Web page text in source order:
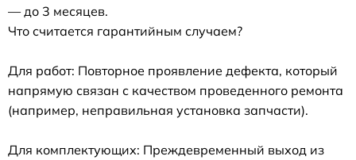
— до 3 месяцев.
Что считается гарантийным случаем?
Для работ: Повторное проявление дефекта, который
напрямую связан с качеством проведенного ремонта
(например, неправильная установка запчасти).
Для комплектующих: Преждевременный выход из